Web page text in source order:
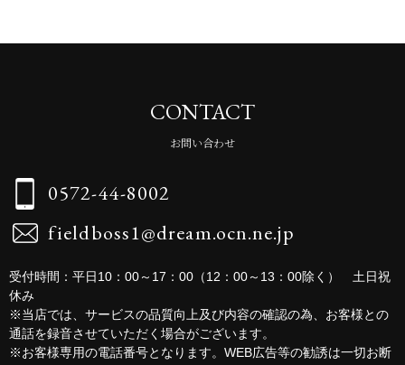
CONTACT
お問い合わせ
0572-44-8002
fieldboss1@dream.ocn.ne.jp
受付時間：平日10：00～17：00（12：00～13：00除く） 土日祝
休み
※当店では、サービスの品質向上及び内容の確認の為、お客様との
通話を録音させていただく場合がございます。
※お客様専用の電話番号となります。WEB広告等の勧誘は一切お断